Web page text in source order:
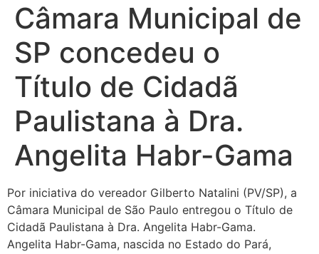
Câmara Municipal de
SP concedeu o
Título de Cidadã
Paulistana à Dra.
Angelita Habr-Gama
Por iniciativa do vereador Gilberto Natalini (PV/SP), a
Câmara Municipal de São Paulo entregou o Título de
Cidadã Paulistana à Dra. Angelita Habr-Gama.
Angelita Habr-Gama, nascida no Estado do Pará,